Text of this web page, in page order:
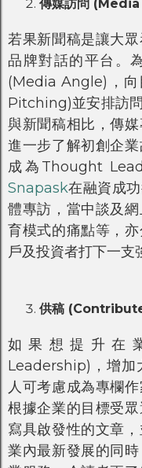
傳媒訪問
若果新聞稿是讓大
品牌對話的平台。
(Media Angle)，向
Pitching)並安排訪問
與新聞稿相比，傳
進一步了解初創企
成為Thought
Snapask在融資成
體專訪，當中談及
育模式的痛點等，
戶及投資者打下一支
供稿
如果想提升在
Leadership)，增加
人可考慮成為專欄
根據企業的目標受
寫具啟發性的文章
業內最新發展的同